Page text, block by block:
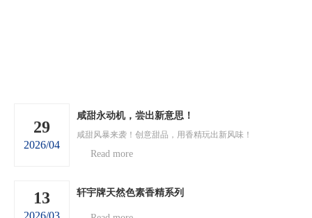
29
2026/04
咸甜永动机，尝出新意思！
咸甜风暴来袭！创意甜品，用香精玩出新风味！
Read more
13
2026/03
轩宇牌天然色素香精系列